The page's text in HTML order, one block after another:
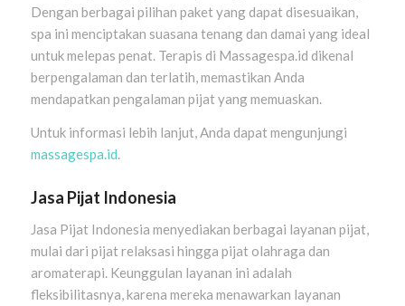
Dengan berbagai pilihan paket yang dapat disesuaikan,
spa ini menciptakan suasana tenang dan damai yang ideal
untuk melepas penat. Terapis di Massagespa.id dikenal
berpengalaman dan terlatih, memastikan Anda
mendapatkan pengalaman pijat yang memuaskan.
Untuk informasi lebih lanjut, Anda dapat mengunjungi
massagespa.id.
Jasa Pijat Indonesia
Jasa Pijat Indonesia menyediakan berbagai layanan pijat,
mulai dari pijat relaksasi hingga pijat olahraga dan
aromaterapi. Keunggulan layanan ini adalah
fleksibilitasnya, karena mereka menawarkan layanan